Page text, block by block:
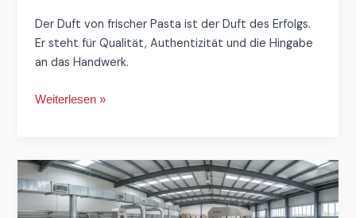
Der Duft von frischer Pasta ist der Duft des Erfolgs.
Er steht für Qualität, Authentizität und die Hingabe
an das Handwerk.
Weiterlesen »
Snack
Factory
Layout